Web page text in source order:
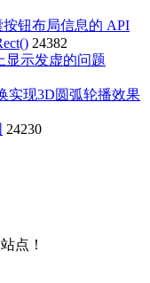
钮布局信息的 API
24382
显示发虚的问题
实现3D圆弧轮播效果
24230
点！